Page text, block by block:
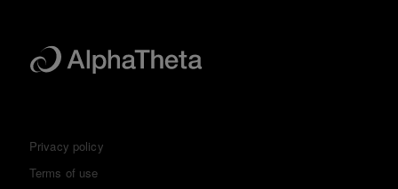
Privacy policy
Terms of use